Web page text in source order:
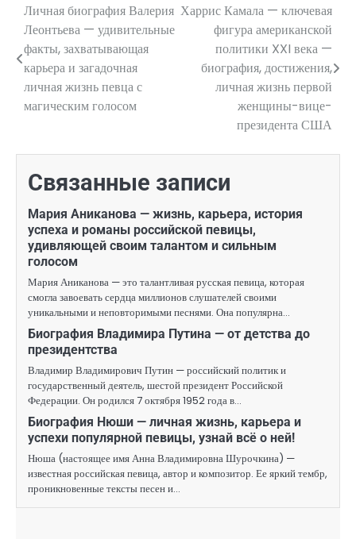
Навигация
по
записям
Личная биография Валерия
Леонтьева — удивительные
факты, захватывающая
карьера и загадочная
личная жизнь певца с
магическим голосом
Харрис Камала — ключевая
фигура американской
политики XXI века —
биография, достижения,
личная жизнь первой
женщины-вице-
президента США
Связанные записи
Мария Аниканова — жизнь, карьера, история
успеха и романы российской певицы,
удивляющей своим талантом и сильным
голосом
Мария Аниканова — это талантливая русская певица, которая
смогла завоевать сердца миллионов слушателей своими
уникальными и неповторимыми песнями. Она популярна…
Биография Владимира Путина — от детства до
президентства
Владимир Владимирович Путин — российский политик и
государственный деятель, шестой президент Российской
Федерации. Он родился 7 октября 1952 года в…
Биография Нюши — личная жизнь, карьера и
успехи популярной певицы, узнай всё о ней!
Нюша (настоящее имя Анна Владимировна Шурочкина) —
известная российская певица, автор и композитор. Ее яркий тембр,
проникновенные тексты песен и…